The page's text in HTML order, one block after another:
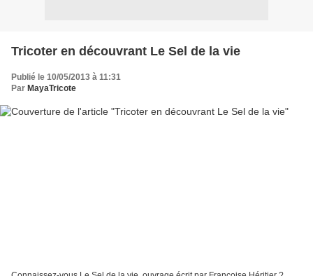
Tricoter en découvrant Le Sel de la vie
Publié le 10/05/2013 à 11:31
Par MayaTricote